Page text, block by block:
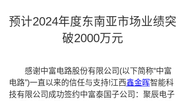
预计2024年度东南亚市场业绩突
破2000万元
感谢中富电路股份有限公司(以下简称“中富
电路”)一直以来的信任与支持!江西鑫金晖智能科
技有限公司成功签约中富泰国子公司：聚辰电子